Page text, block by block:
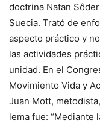
doctrina Natan
Suecia. Trató de
aspecto práctico y
las actividades
unidad. En el
Movimiento Vida y
Juan Mott,
lema fue: “Mediante